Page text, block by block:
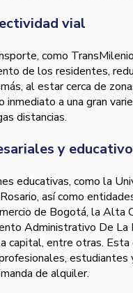
vial
como
de los residentes,
al estar cerca de
a una gran
distancias.
y
educativas, como la
así como
de Bogotá, la Alta
Administrativo De La
capital, entre otras. Esta
de alquiler.